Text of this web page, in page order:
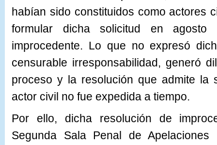
habían sido constituidos como actores
formular dicha solicitud en agosto
improcedente. Lo que no expresó
censurable irresponsabilidad, generó
proceso y la resolución que admite la
actor civil no fue expedida a tiempo.
Por ello, dicha resolución de
Segunda Sala Penal de